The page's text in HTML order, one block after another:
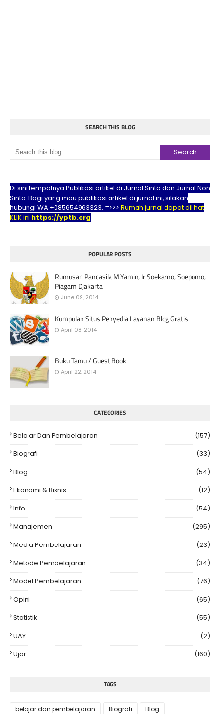
SEARCH THIS BLOG
Di sini tempatnya Publikasi artikel di Jurnal Sinta dan Jurnal Non
Sinta. Bagi yang mau publikasi artikel di jurnal ini, silakan
hubungi WA +085654963323. =>>> Rumah jurnal dapat dilihat
KLIK ini https://yptb.org
POPULAR POSTS
Rumusan Pancasila M.Yamin, Ir Soekarno, Soepomo,
Piagam Djakarta
June 09, 2014
Kumpulan Situs Penyedia Layanan Blog Gratis
April 08, 2014
Buku Tamu / Guest Book
April 22, 2014
CATEGORIES
Belajar Dan Pembelajaran
(157)
Biografi
(33)
Blog
(54)
Ekonomi & Bisnis
(12)
Info
(54)
Manajemen
(295)
Media Pembelajaran
(23)
Metode Pembelajaran
(34)
Model Pembelajaran
(76)
Opini
(65)
Statistik
(55)
UAY
(2)
Ujar
(160)
TAGS
belajar dan pembelajaran Biografi
Blog